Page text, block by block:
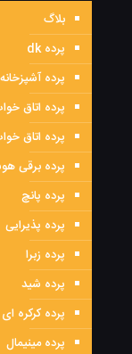
بلاگ
پرده dk
پرده آشپزخانه
پرده اتاق
پرده اتاق
پرده برقی
پرده پانچ
پرده پذیرایی
پرده زبرا
پرده شید
پرده کرکره ای
پرده مینیمال